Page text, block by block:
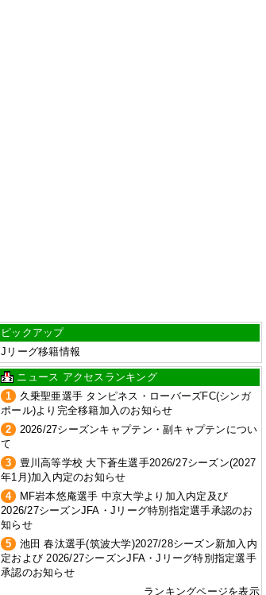
ピックアップ
Jリーグ移籍情報
ニュース アクセスランキング
1
久乗聖亜選手 タンピネス・ローバーズFC(シンガ
ポール)より完全移籍加入のお知らせ
2
2026/27シーズンキャプテン・副キャプテンについ
て
3
豊川高等学校 大下蒼生選手2026/27シーズン(2027
年1月)加入内定のお知らせ
4
MF岩本悠庵選手 中京大学より加入内定及び
2026/27シーズンJFA・Jリーグ特別指定選手承認のお
知らせ
5
池田 春汰選手(筑波大学)2027/28シーズン新加入内
定および 2026/27シーズンJFA・Jリーグ特別指定選手
承認のお知らせ
ランキングページを表示